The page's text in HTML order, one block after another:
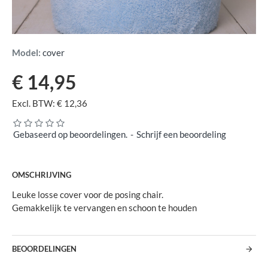
Model: cover
Gebaseerd op beoordelingen. - Schrijf een beoordeling
€ 14,95
Excl. BTW: € 12,36
OMSCHRIJVING
Leuke losse cover voor de posing chair.
Gemakkelijk te vervangen en schoon te houden
BEOORDELINGEN